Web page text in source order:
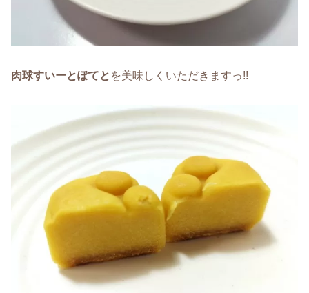
肉球すいーとぽてと を美味しくいただきますっ!!